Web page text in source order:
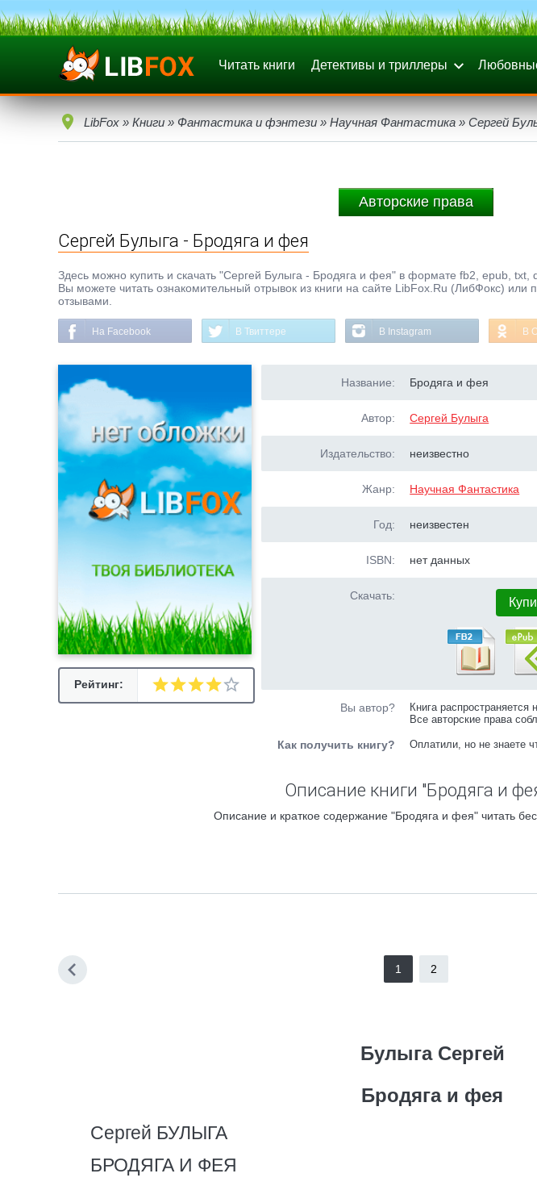
Читать книги Детективы и триллеры
LibFox » Книги » Фантастика и фэнтези » Научная Фантастика » Сергей
Авторские права
Сергей Булыга - Бродяга и фея
Здесь можно купить и скачать "Сергей Булыга - Бродяга и фея" в формате fb2, epub,
Вы можете читать ознакомительный отрывок из книги на сайте LibFox.Ru (ЛибФокс) или
отзывами.
На Facebook В Твиттере В Instagram В
Рейтинг:
Название: Бродяга и фея
Автор: Сергей Булыга
Издательство: неизвестно
Жанр: Научная Фантастика
Год: неизвестен
ISBN: нет данных
Скачать:
Вы автор?
Книга
Все авторские права
Как получить книгу? Оплатили, но не знаете
Описание книги "Бродяга и
Описание и краткое содержание "Бродяга и фея" читать
1 2
Булыга Сергей
Бродяга и фея
Сергей БУЛЫГА
БРОДЯГА И ФЕЯ